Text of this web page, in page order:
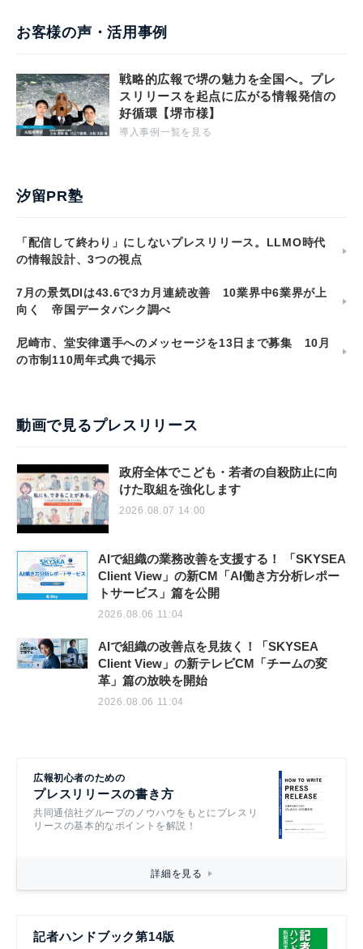
お客様の声・活用事例
戦略的広報で堺の魅力を全国へ。プレ
スリリースを起点に広がる情報発信の
好循環【堺市様】
導入事例一覧を見る
汐留PR塾
「配信して終わり」にしないプレスリリース。LLMO時代
の情報設計、3つの視点
7月の景気DIは43.6で3カ月連続改善 10業界中6業界が上
向く 帝国データバンク調べ
尼崎市、堂安律選手へのメッセージを13日まで募集 10月
の市制110周年式典で掲示
動画で見るプレスリリース
政府全体でこども・若者の自殺防止に向
けた取組を強化します
2026.08.07 14:00
AIで組織の業務改善を支援する！ 「SKYSEA
Client View」の新CM「AI働き方分析レポー
トサービス」篇を公開
2026.08.06 11:04
AIで組織の改善点を見抜く！「SKYSEA
Client View」の新テレビCM「チームの変
革」篇の放映を開始
2026.08.06 11:04
広報初心者のための
プレスリリースの書き方
共同通信社グループのノウハウをもとにプレスリ
リースの基本的なポイントを解説！
詳細を見る
記者ハンドブック第14版